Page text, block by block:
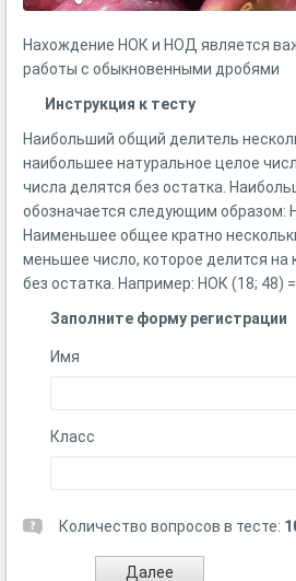
Нахождение НОК и НОД является
работы с обыкновенными дробями
Инструкция к тесту
Наибольший общий делитель
наибольшее натуральное целое
числа делятся без остатка.
обозначается следующим образом:
Наименьшее общее кратно
меньшее число, которое делится на
без остатка. Например: НОК (18; 48)
Заполните форму регистрации
Имя
Класс
Количество вопросов в тесте: